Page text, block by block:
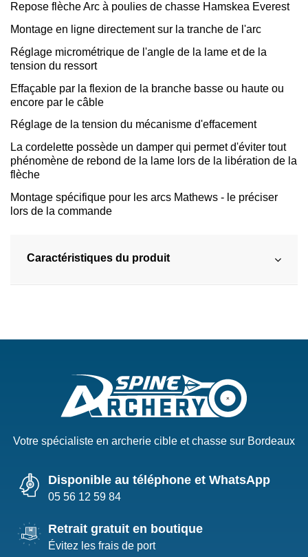
Repose flèche Arc à poulies de chasse Hamskea Everest
Montage en ligne directement sur la tranche de l'arc
Réglage micrométrique de l'angle de la lame et de la
tension du ressort
Effaçable par la flexion de la branche basse ou haute ou
encore par le câble
Réglage de la tension du mécanisme d'effacement
La cordelette possède un damper qui permet d'éviter tout
phénomène de rebond de la lame lors de la libération de la
flèche
Montage spécifique pour les arcs Mathews - le préciser
lors de la commande
Caractéristiques du produit
Votre spécialiste en archerie cible et chasse sur Bordeaux
Disponible au téléphone et WhatsApp
05 56 12 59 84
Retrait gratuit en boutique
Évitez les frais de port